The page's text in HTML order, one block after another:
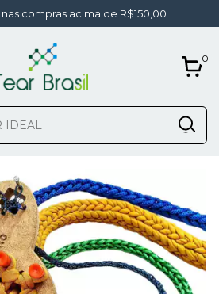
compras acima de R$150,00
0